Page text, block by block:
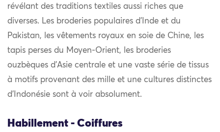
révélant des traditions textiles aussi riches que
diverses. Les broderies populaires d’Inde et du
Pakistan, les vêtements royaux en soie de Chine, les
tapis perses du Moyen-Orient, les broderies
ouzbèques d’Asie centrale et une vaste série de tissus
à motifs provenant des mille et une cultures distinctes
d’Indonésie sont à voir absolument.
Habillement - Coiffures